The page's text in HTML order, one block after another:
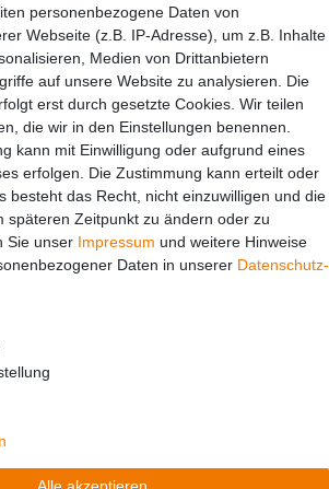
personenbezogene Daten von
Webseite (z.B. IP-Adresse), um z.B. Inhalte
Medien von Drittanbietern
auf unsere Website zu analysieren. Die
erst durch gesetzte Cookies. Wir teilen
die wir in den Einstellungen benennen.
kann mit Einwilligung oder aufgrund eines
erfolgen. Die Zustimmung kann erteilt oder
besteht das Recht, nicht einzuwilligen und die
späteren Zeitpunkt zu ändern oder zu
Sie unser Impressum und weitere Hinweise
Daten in unserer Daten­schutz­